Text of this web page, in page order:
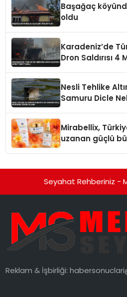
Başağaç
oldu
Karadeniz’de
Dron Saldırısı
Nesli Tehlike
Samuru Dicle
Mirabellix,
uzanan güçlü
Seyahat Rehberiniz -
Reklam & İşbirliği: